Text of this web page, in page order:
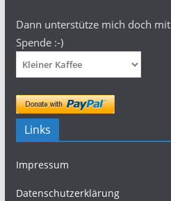
Dann unterstütze mich doch
Spende :-)
Links
Impressum
Datenschutzerklärung